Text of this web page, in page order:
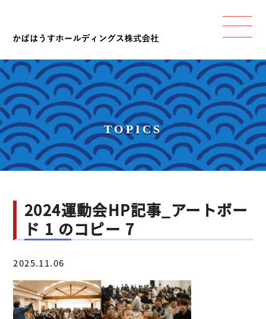
TOPICS
2024運動会HP記事_アートボー
ド 1 のコピー 7
2025.11.06